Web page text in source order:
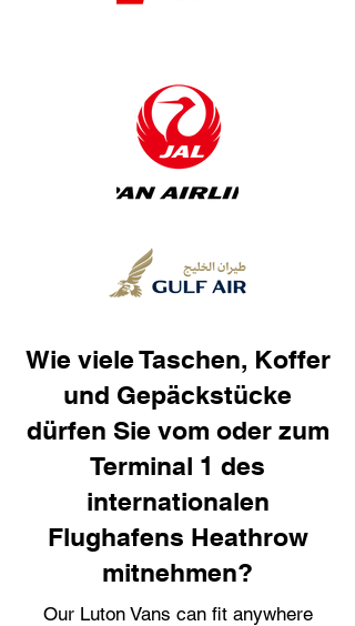
Wie viele Taschen, Koffer
und Gepäckstücke
dürfen Sie vom oder zum
Terminal 1 des
internationalen
Flughafens Heathrow
mitnehmen?
Our Luton Vans can fit anywhere